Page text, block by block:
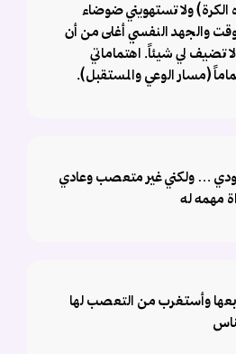
الكرة) ولا تستهويني ضوضاء
والجهد النفسي أغلى من أن
تضيف لي شيئاً. اهتماماتي
(مسار الوعي والمستقبل).
… ولكني غير متعصب وعادي
مهمه له
وأستغرب من التعصب لها